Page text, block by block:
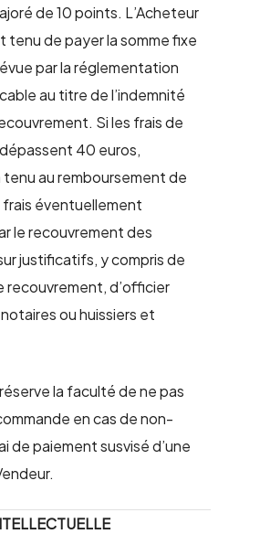
de 10 points. L’Acheteur
tenu de payer la somme fixe
par la réglementation
au titre de l’indemnité
Si les frais de
40 euros,
tenu au remboursement de
éventuellement
le recouvrement des
justificatifs, y compris de
recouvrement, d’officier
ou huissiers et
la faculté de ne pas
en cas de non-
de paiement susvisé d’une